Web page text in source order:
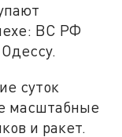
ВС РФ
суток
масштабные
и ракет.